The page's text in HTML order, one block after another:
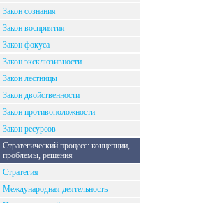
Закон сознания
Закон восприятия
Закон фокуса
Закон эксклюзивности
Закон лестницы
Закон двойственности
Закон противоположности
Закон ресурсов
Стратегический процесс: концепции,
проблемы, решения
Стратегия
Международная деятельность